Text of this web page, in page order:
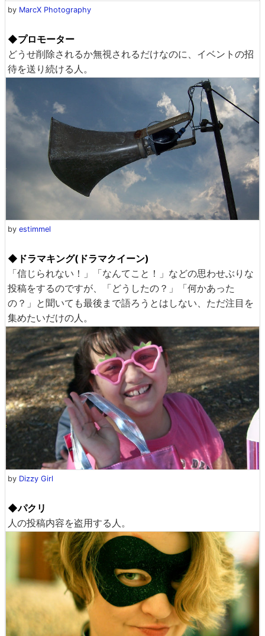
by MarcX Photography
◆プロモーター
どうせ削除されるか無視されるだけなのに、イベントの招
待を送り続ける人。
by estimmel
◆ドラマキング(ドラマクイーン)
「信じられない！」「なんてこと！」などの思わせぶりな
投稿をするのですが、「どうしたの？」「何かあった
の？」と聞いても最後まで語ろうとはしない、ただ注目を
集めたいだけの人。
by Dizzy Girl
◆パクリ
人の投稿内容を盗用する人。